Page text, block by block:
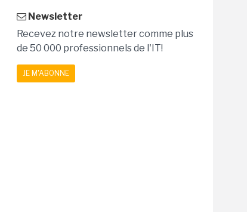
Newsletter
Recevez notre newsletter comme plus
de 50 000 professionnels de l'IT!
JE M'ABONNE